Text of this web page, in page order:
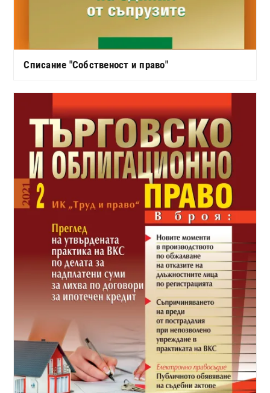
Списание "Собственост и право"